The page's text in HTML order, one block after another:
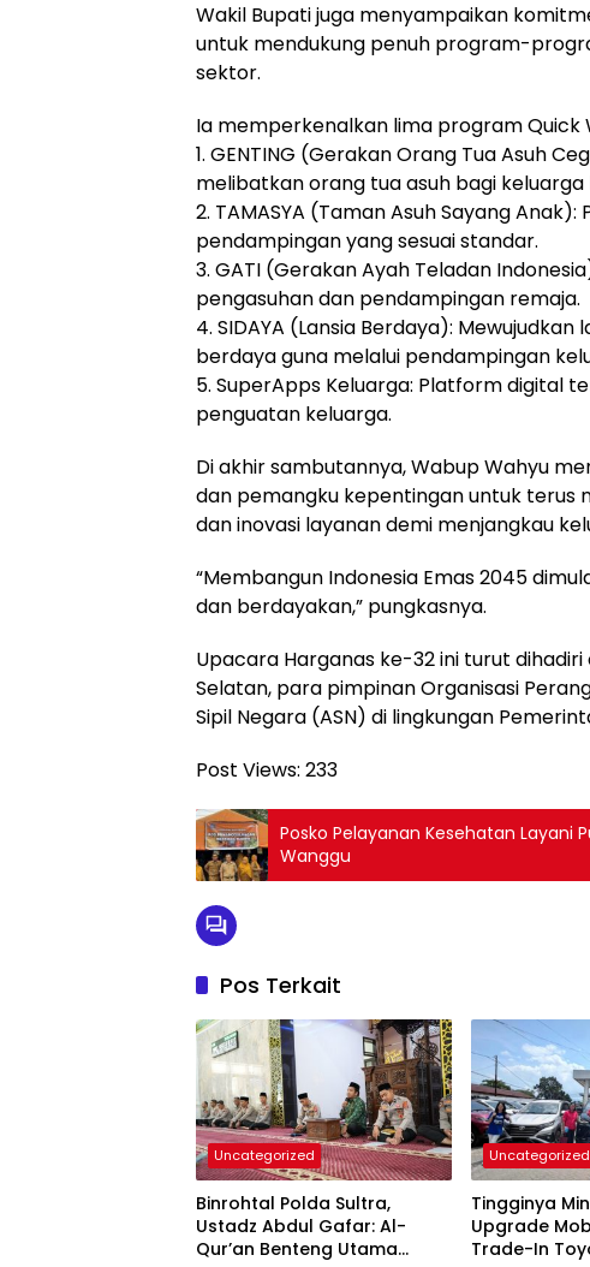
Wakil Bupati juga menyampaikan
untuk mendukung penuh program-
sektor.
Ia memperkenalkan lima program Quick
1. GENTING (Gerakan Orang Tua Asuh
melibatkan orang tua asuh bagi keluarga
2. TAMASYA (Taman Asuh Sayang
pendampingan yang sesuai standar.
3. GATI (Gerakan Ayah Teladan
pengasuhan dan pendampingan remaja.
4. SIDAYA (Lansia Berdaya):
berdaya guna melalui pendampingan
5. SuperApps Keluarga: Platform digital
penguatan keluarga.
Di akhir sambutannya, Wabup Wahyu
dan pemangku kepentingan untuk
dan inovasi layanan demi menjangkau
“Membangun Indonesia Emas 2045
dan berdayakan,” pungkasnya.
Upacara Harganas ke-32 ini turut
Selatan, para pimpinan Organisasi
Sipil Negara (ASN) di lingkungan
Post Views: 233
Posko Pelayanan Kesehatan Layani
Wanggu
Pos Terkait
Uncategorized
Binrohtal Polda Sultra,
Ustadz Abdul Gafar: Al-
Qur’an Benteng Utama
Uncategorized
Tingginya
Upgrade
Trade-In